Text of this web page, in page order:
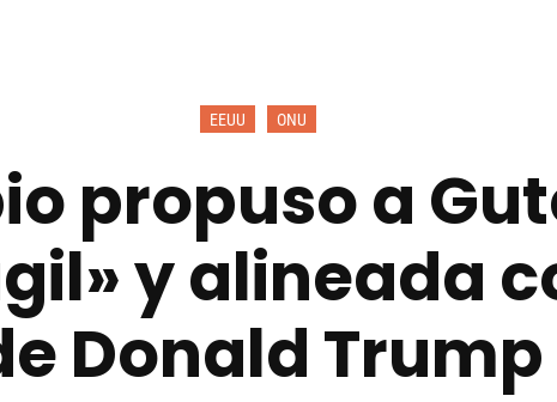
EEUU ONU
propuso a
y alineada
Donald Trump